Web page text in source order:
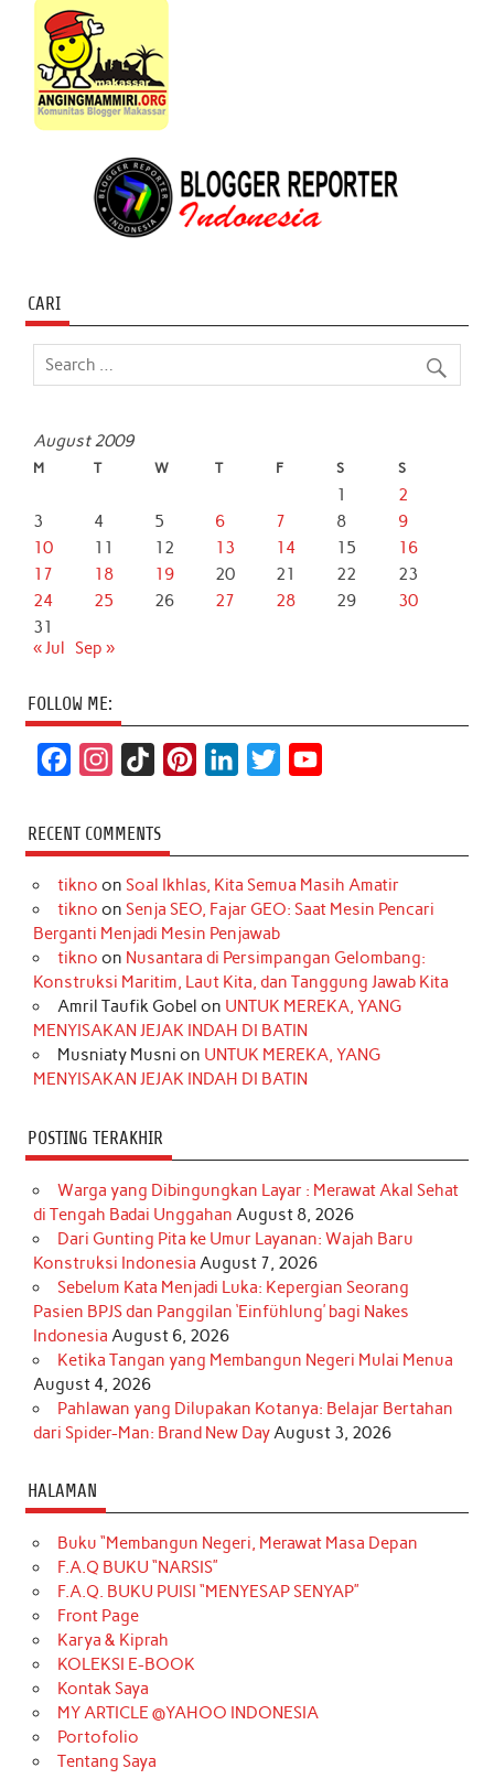
CARI
August 2009
M T W T F S S
1
2
3
4 5 6 7 8
9
10
11 12 13 14 15
16
17
18 19 20 21 22
23
24
25 26 27 28 29
30
31
« Jul
Sep »
FOLLOW ME:
c
e
b
o
k
s
t
a
r
a
m
k
T
o
k
t
e
e
s
t
k
e
d
I
n
t
t
r
T
u
e
RECENT COMMENTS
tikno on Soal Ikhlas, Kita Semua Masih Amatir
tikno on Senja SEO, Fajar GEO: Saat Mesin Pencari
Berganti Menjadi Mesin Penjawab
tikno on Nusantara di Persimpangan Gelombang:
Konstruksi Maritim, Laut Kita, dan Tanggung Jawab Kita
Amril Taufik Gobel on UNTUK MEREKA, YANG
MENYISAKAN JEJAK INDAH DI BATIN
Musniaty Musni on UNTUK MEREKA, YANG
MENYISAKAN JEJAK INDAH DI BATIN
POSTING TERAKHIR
Warga yang Dibingungkan Layar : Merawat Akal Sehat
di Tengah Badai Unggahan August 8, 2026
Dari Gunting Pita ke Umur Layanan: Wajah Baru
Konstruksi Indonesia August 7, 2026
Sebelum Kata Menjadi Luka: Kepergian Seorang
Pasien BPJS dan Panggilan ‘Einfühlung’ bagi Nakes
Indonesia August 6, 2026
Ketika Tangan yang Membangun Negeri Mulai Menua
August 4, 2026
Pahlawan yang Dilupakan Kotanya: Belajar Bertahan
dari Spider-Man: Brand New Day August 3, 2026
HALAMAN
Buku “Membangun Negeri, Merawat Masa Depan
F.A.Q BUKU “NARSIS”
F.A.Q. BUKU PUISI “MENYESAP SENYAP”
Front Page
Karya & Kiprah
KOLEKSI E-BOOK
Kontak Saya
MY ARTICLE @YAHOO INDONESIA
Portofolio
Tentang Saya